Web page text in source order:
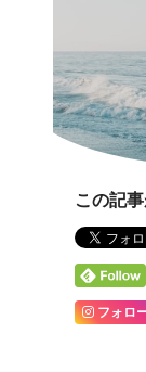
この記
フォロ